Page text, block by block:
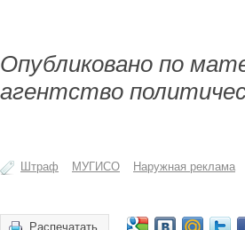
Опубликовано по
агентство
Штраф МУГИСО Наружная реклама
Распечатать